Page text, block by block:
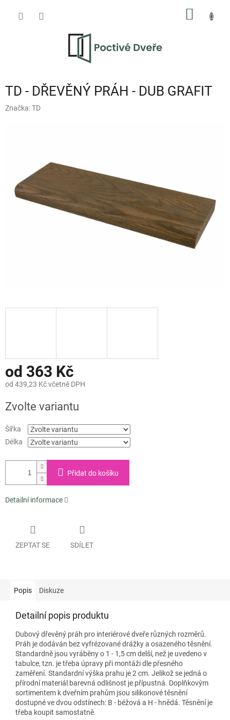
TD - DŘEVĚNÝ PRÁH - DUB GRAFIT
Značka:TD
od 363 Kč
od 439,23 Kčvčetně DPH
cena:
Zvolte variantu
Šířka
Délka
Přidat do košíku
Detailní informace
ZEPTAT SE SDÍLET
Popis Diskuze
Detailní popis produktu
Dubový dřevěný práh pro interiérové ​​dveře různých rozměrů.
Práh je dodáván bez vyfrézované drážky a osazeného těsnění.
Standardně jsou vyráběny o 1 - 1,5 cm delší, než je uvedeno v
tabulce, tzn. je třeba úpravy při montáži dle přesného
zaměření. Standardní výška prahu je 2 cm. Jelikož se jedná o
přírodní materiál barevná odlišnost je přípustná. Doplňkovým
sortimentem k dveřním prahům jsou silikonové těsnění
dostupné ve dvou odstínech: B - béžová a H - hnědá. Těsnění je
třeba koupit samostatně.